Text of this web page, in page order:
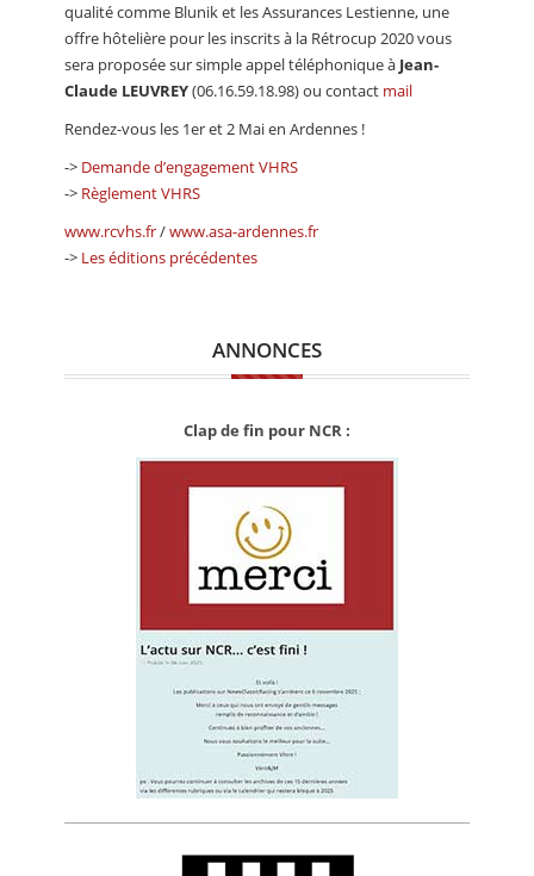
qualité comme Blunik et les Assurances Lestienne, une
offre hôtelière pour les inscrits à la Rétrocup 2020 vous
sera proposée sur simple appel téléphonique à Jean-
Claude LEUVREY(06.16.59.18.98) ou contact mail
Rendez-vous les 1er et 2 Mai en Ardennes !
-> Demande d’engagement VHRS
-> Règlement VHRS
www.rcvhs.fr/www.asa-ardennes.fr
-> Les éditions précédentes
ANNONCES
Clap de fin pour NCR :